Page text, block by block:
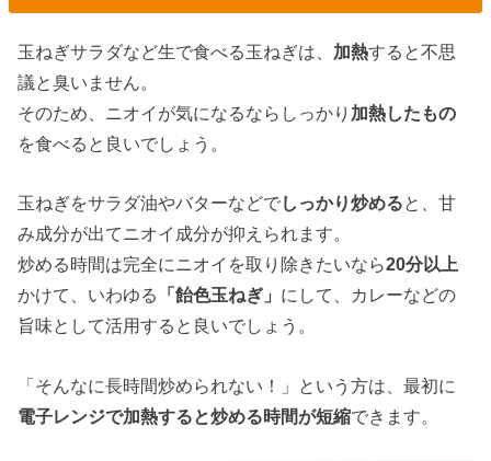
玉ねぎサラダなど生で食べる玉ねぎは、 加熱すると不思
議と臭いません。
そのため、ニオイが気になるならしっかり 加熱したもの
を食べると良いでしょう。
玉ねぎをサラダ油やバターなどでしっかり炒めると、甘
み成分が出てニオイ成分が抑えられます。
炒める時間は完全にニオイを取り除きたいなら20分以上
かけて、いわゆる
「飴色玉ねぎ」 にして、カレーなどの
旨味として活用すると良いでしょう。
「そんなに長時間炒められない！」という方は、最初に
電子レンジで加熱すると炒める時間が短縮できます。